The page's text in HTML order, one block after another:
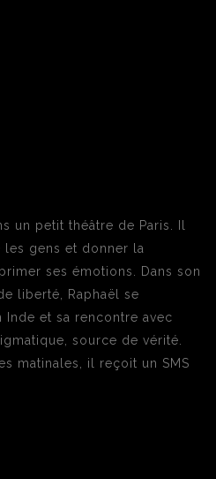
un petit théâtre de Paris. Il
les gens et donner la
ses émotions. Dans son
liberté, Raphaël se
et sa rencontre avec
source de vérité.
matinales, il reçoit un SMS